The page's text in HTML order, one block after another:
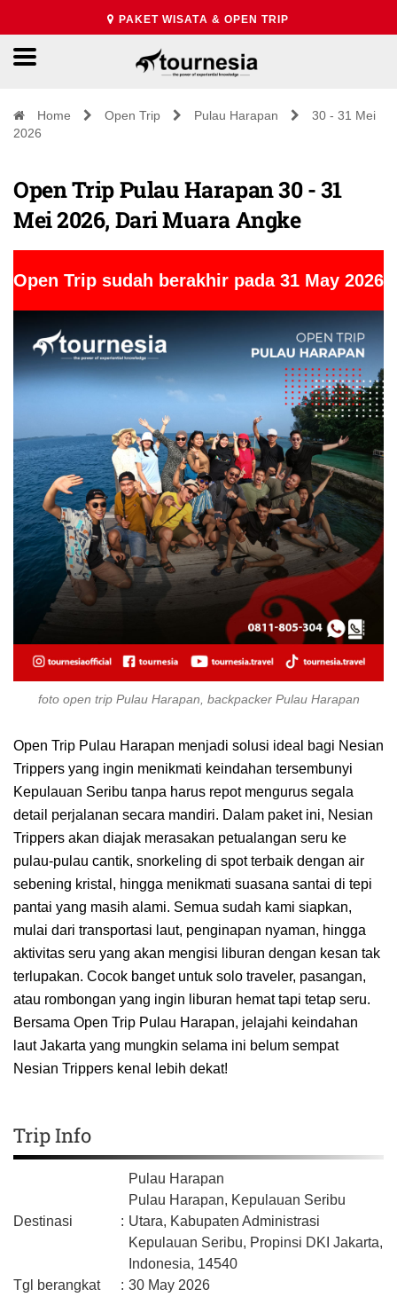
PAKET WISATA & OPEN TRIP
Home Open Trip Pulau Harapan
30 - 31 Mei
2026
Open Trip Pulau Harapan 30 - 31
Mei 2026, Dari Muara Angke
Open Trip sudah berakhir pada 31 May 2026
foto open trip Pulau Harapan, backpacker Pulau Harapan
Open Trip Pulau Harapan menjadi solusi ideal bagi Nesian
Trippers yang ingin menikmati keindahan tersembunyi
Kepulauan Seribu tanpa harus repot mengurus segala
detail perjalanan secara mandiri. Dalam paket ini, Nesian
Trippers akan diajak merasakan petualangan seru ke
pulau-pulau cantik, snorkeling di spot terbaik dengan air
sebening kristal, hingga menikmati suasana santai di tepi
pantai yang masih alami. Semua sudah kami siapkan,
mulai dari transportasi laut, penginapan nyaman, hingga
aktivitas seru yang akan mengisi liburan dengan kesan tak
terlupakan. Cocok banget untuk solo traveler, pasangan,
atau rombongan yang ingin liburan hemat tapi tetap seru.
Bersama Open Trip Pulau Harapan, jelajahi keindahan
laut Jakarta yang mungkin selama ini belum sempat
Nesian Trippers kenal lebih dekat!
Trip Info
Destinasi :
Pulau Harapan
Pulau Harapan, Kepulauan Seribu
Utara, Kabupaten Administrasi
Kepulauan Seribu, Propinsi DKI Jakarta,
Indonesia, 14540
Tgl berangkat
: 30 May 2026